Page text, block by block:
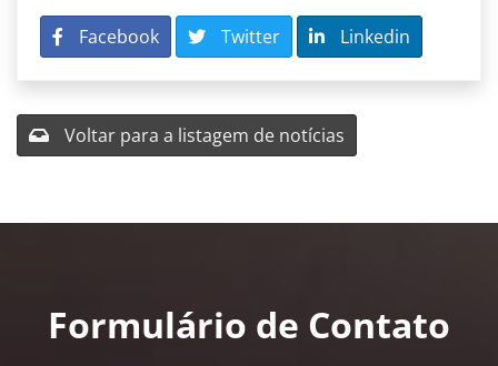
Facebook Twitter Linkedin
Voltar para a listagem de notícias
Formulário de Contato